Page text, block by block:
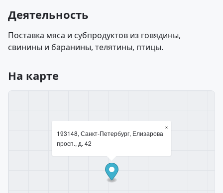
Деятельность
Поставка мяса и субпродуктов из говядины,
свинины и баранины, телятины, птицы.
На карте
193148, Санкт-Петербург, Елизарова
просп., д. 42
×